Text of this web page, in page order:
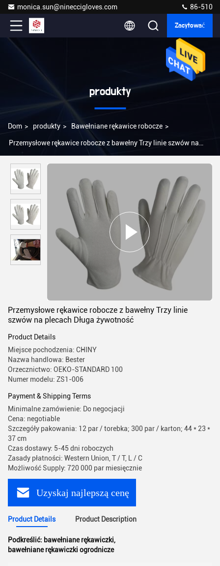
monica.sun@nineccigloves.com 86-510
Zacytować
produkty
Dom > produkty > Bawełniane rękawice robocze >
Przemysłowe rękawice robocze z bawełny Trzy linie szwów na
Przemysłowe rękawice robocze z bawełny Trzy linie
szwów na plecach Długa żywotność
Product Details
Miejsce pochodzenia: CHINY
Nazwa handlowa: Bester
Orzecznictwo: OEKO-STANDARD 100
Numer modelu: ZS1-006
Payment & Shipping Terms
Minimalne zamówienie: Do negocjacji
Cena: negotiable
Szczegóły pakowania: 12 par / torebka; 300 par / karton; 44 * 23 *
37 cm
Czas dostawy: 5-45 dni roboczych
Zasady płatności: Western Union, T / T, L / C
Możliwość Supply: 720 000 par miesięcznie
Uzyskaj najlepszą cenę
Product Details Product Description
Podkreślić: bawełniane rękawiczki,
bawełniane rękawiczki ogrodnicze